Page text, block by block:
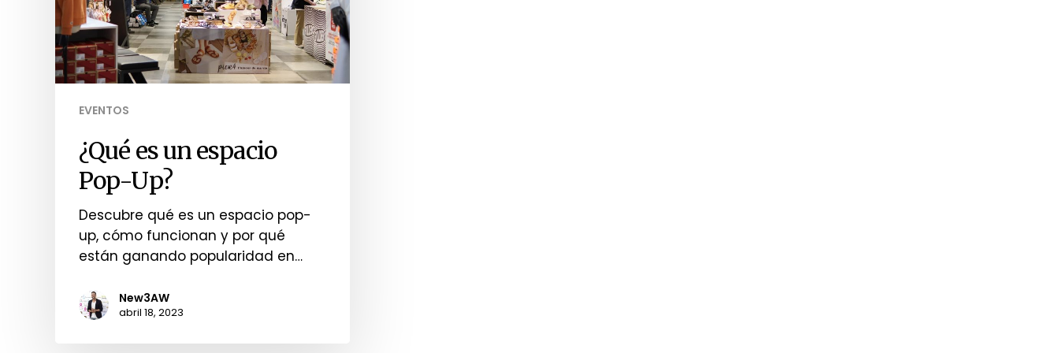
EVENTOS
¿Qué es un espacio
Pop-Up?
Descubre qué es un espacio pop-
up, cómo funcionan y por qué
están ganando popularidad en…
New3AW
abril 18, 2023